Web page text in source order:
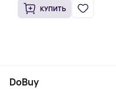
КУПИТЬ
DoBuy